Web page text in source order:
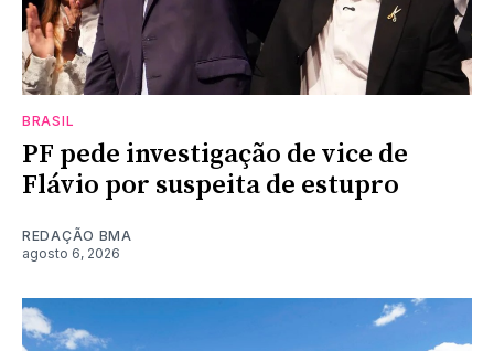
BRASIL
PF pede investigação de vice de
Flávio por suspeita de estupro
REDAÇÃO BMA
agosto 6, 2026